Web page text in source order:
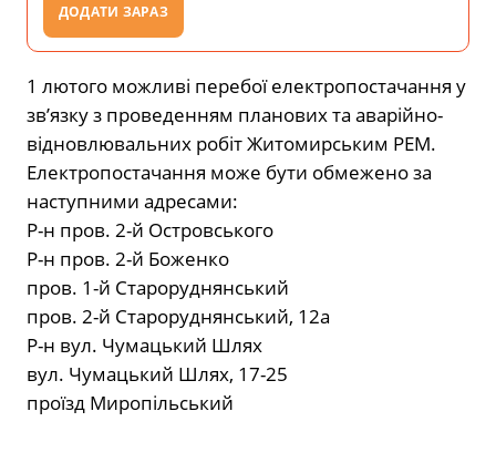
ДОДАТИ ЗАРАЗ
1 лютого можливі перебої електропостачання у
зв’язку з проведенням планових та аварійно-
відновлювальних робіт Житомирським РЕМ.
Електропостачання може бути обмежено за
наступними адресами:
Р-н пров. 2-й Островського
Р-н пров. 2-й Боженко
пров. 1-й Староруднянський
пров. 2-й Староруднянський, 12а
Р-н вул. Чумацький Шлях
вул. Чумацький Шлях, 17-25
проїзд Миропільський